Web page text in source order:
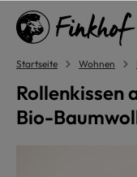
springen
Startseite Wohnen
Rollenkissen
Bio-